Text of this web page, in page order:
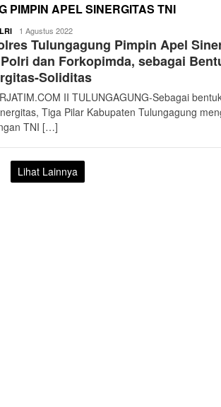
PIMPIN APEL SINERGITAS TNI
ardy1 Agustus 2022
Tulungagung Pimpin Apel
dan Forkopimda, sebagai
Soliditas
II TULUNGAGUNG-Sebagai
Tiga Pilar Kabupaten Tulungagung
TNI […]
Lihat Lainnya